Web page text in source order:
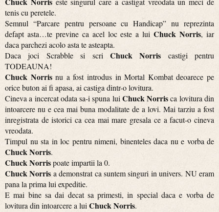
tenis cu peretele.
Semnul “Parcare pentru persoane cu Handicap” nu reprezinta
defapt asta…te previne ca acel loc este a luiChuck Norris, iar
daca parchezi acolo asta te asteapta.
Daca joci Scrabble si scri Chuck Norris castigi pentru
TODEAUNA!
Chuck Norrisnu a fost introdus in Mortal Kombat deoarece pe
orice buton ai fi apasa, ai castiga dintr-o lovitura.
Cineva a incercat odata sa-i spuna lui Chuck Norrisca lovitura din
intoarcere nu e cea mai buna modalitate de a lovi. Mai tarziu a fost
inregistrata de istorici ca cea mai mare gresala ce a facut-o cineva
vreodata.
Timpul nu sta in loc pentru nimeni, binenteles daca nu e vorba de
Chuck Norris.
Chuck Norrispoate impartii la 0.
Chuck Norrisa demonstrat ca suntem singuri in univers. NU eram
pana la prima lui expeditie.
E mai bine sa dai decat sa primesti, in special daca e vorba de
lovitura din intoarcere a lui Chuck Norris.